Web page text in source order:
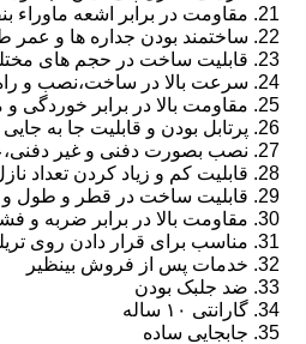
مقاومت در برابر اشعه ماوراء
ساختمند بودن جداره ها و عمر
قابلیت ساخت در حجم های
سرعت بالا در ساخت،نصب و راه
مقاومت بالا در برابر خوردگی و
پرتابل بودن و قابلیت جا به
نصب بصورت دفنی و غیر
قابلیت کم و زیاد کردن تعداد
قابلیت ساخت در قطر و طول و
مقاومت بالا در برابر ضربه و
مناسب برای قرار دادن روی
خدمات پس از فروش بینظیر
ضد جلبک بودن
گارانتی ۱۰ ساله
جابجایی ساده